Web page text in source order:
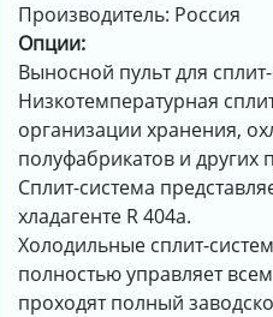
Производитель: Россия
Опции:
Выносной пульт для
Низкотемпературная
организации хранения,
полуфабрикатов и других
Сплит-система
хладагенте R 404а.
Холодильные сплит-
полностью управляет
проходят полный